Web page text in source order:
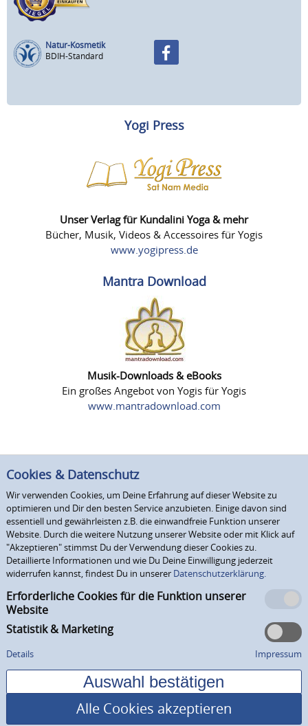
Natur-Kosmetik
BDIH-Standard
Yogi Press
Unser Verlag für Kundalini Yoga & mehr
Bücher, Musik, Videos & Accessoires für Yogis
www.yogipress.de
Mantra Download
Musik-Downloads & eBooks
Ein großes Angebot von Yogis für Yogis
www.mantradownload.com
Cookies & Datenschutz
Wir verwenden Cookies, um Deine Erfahrung auf dieser Website zu
optimieren und Dir den besten Service anzubieten. Einige davon sind
essentiell und gewährleisten z.B. die einwandfreie Funktion unserer
Website. Durch die weitere Nutzung unserer Website oder mit Klick auf
"Akzeptieren" stimmst Du der Verwendung dieser Cookies zu.
Detaillierte Informationen und wie Du Deine Einwilligung jederzeit
widerrufen kannst, findest Du in unserer Datenschutzerklärung.
Erforderliche Cookies für die Funktion unserer
Website
Statistik & Marketing
Details Impressum
Alle Cookies akzeptieren